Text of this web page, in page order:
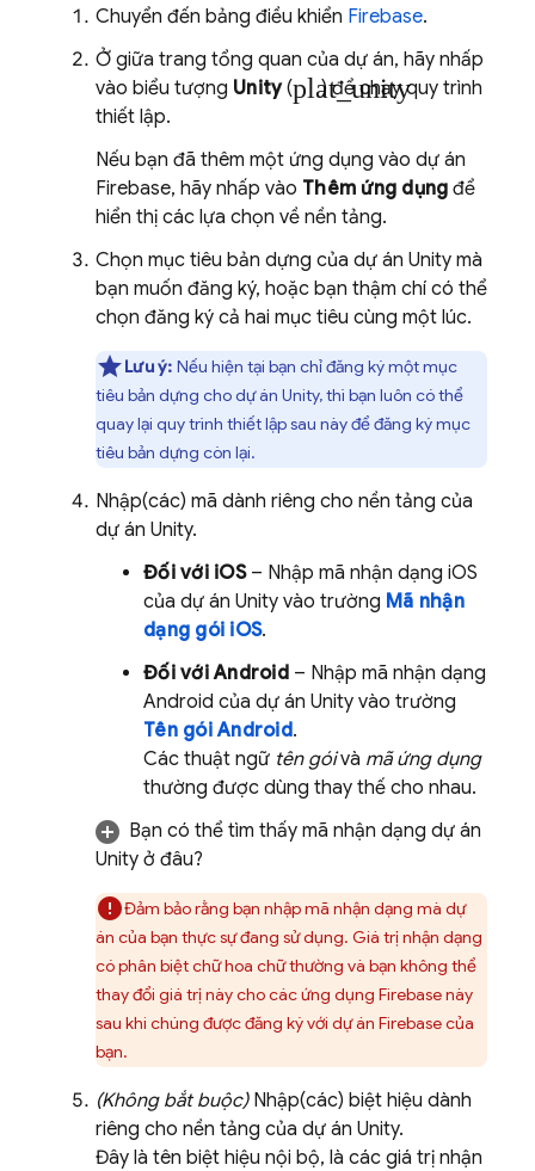
Chuyển đến bảng điều khiển Firebase.
Ở giữa trang tổng quan của dự án, hãy nhấp
vào biểu tượng Unity(plat_unity
) để chạy quy trình
thiết lập.
Nếu bạn đã thêm một ứng dụng vào dự án
Firebase, hãy nhấp vào Thêm ứng dụng để
hiển thị các lựa chọn về nền tảng.
Chọn mục tiêu bản dựng của dự án Unity mà
bạn muốn đăng ký, hoặc bạn thậm chí có thể
chọn đăng ký cả hai mục tiêu cùng một lúc.
Lưu ý: Nếu hiện tại bạn chỉ đăng ký một mục
tiêu bản dựng cho dự án Unity, thì bạn luôn có thể
quay lại quy trình thiết lập sau này để đăng ký mục
tiêu bản dựng còn lại.
Nhập(các) mã dành riêng cho nền tảng của
dự án Unity.
Đối với iOS– Nhập mã nhận dạng iOS
của dự án Unity vào trường Mã nhận
dạng gói iOS.
Đối với Android– Nhập mã nhận dạng
Android của dự án Unity vào trường
Tên gói Android.
Các thuật ngữ tên góivà mã ứng dụng
thường được dùng thay thế cho nhau.
Bạn có thể tìm thấy mã nhận dạng dự án
Unity ở đâu?
Đảm bảo rằng bạn nhập mã nhận dạng mà dự
án của bạn thực sự đang sử dụng. Giá trị nhận dạng
có phân biệt chữ hoa chữ thường và bạn không thể
thay đổi giá trị này cho các ứng dụng Firebase này
sau khi chúng được đăng ký với dự án Firebase của
bạn.
(Không bắt buộc)Nhập(các) biệt hiệu dành
riêng cho nền tảng của dự án Unity.
Đây là tên biệt hiệu nội bộ, là các giá trị nhận